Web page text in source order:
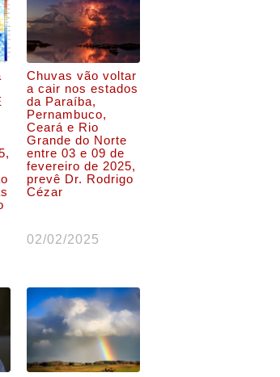
Chuvas vão voltar
a cair nos estados
da Paraíba,
Pernambuco,
Ceará e Rio
Grande do Norte
entre 03 e 09 de
fevereiro de 2025,
prevê Dr. Rodrigo
Cézar
02/02/2025